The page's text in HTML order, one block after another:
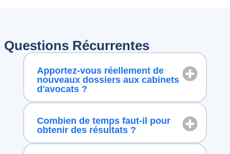
Questions Récurrentes
Apportez-vous réellement de
nouveaux dossiers aux cabinets
d'avocats ?
Combien de temps faut-il pour
obtenir des résultats ?